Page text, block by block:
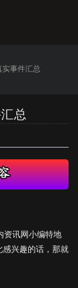
事件汇总
总
资讯网小编特地
感兴趣的话，那就